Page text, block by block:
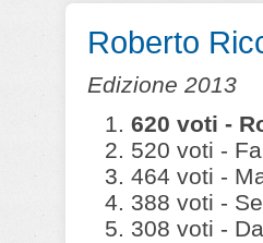
Roberto
Edizione 2013
620 voti -
520 voti -
464 voti -
388 voti -
308 voti -